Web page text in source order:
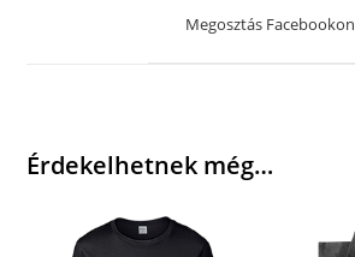
a
new
Megosztás Facebookon
Érdekelhetnek még…